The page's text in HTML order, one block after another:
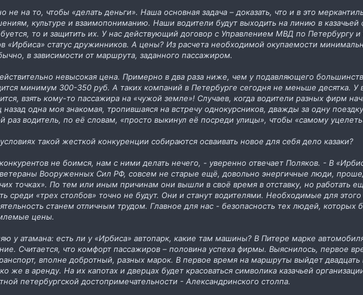
не на то, чтобы «делать деньги». Наша основная задача – доказать, что и в это
культуре и взаимопониманию. Наши водители будут выходить на линию в
то и защитить их. У нас действующий договор с Управлением МВД по Петербургу
«Ирбиса» статус дружинников. А цены? Из расчета необходимой окупаемости
в зависимости от маршрута, заданного пассажиром.
невысокая цена. Примерно в два раза ниже, чем у подавляющего
минимум 300-350 руб. А таких компаний в Петербурге сегодня не меньше десятка. У
взять кому-то пассажира на «чужой земле»! Случаев, когда водители разных фирм
назад одна моя знакомая, тропившаяся на встречу однокурсников, дважды за одну
раз водитель, по её словам, «просто выкинул её посреди улицы», чтобы «самому
такой жесткой конкуренции собираются осваивать новое для себя дело казаки?
не боимся, нам с ними делать нечего, - уверенно отвечает Поляков. - В
ветераны Вооруженных Сил РФ, совсем не старые ещё, довольно энергичные люди,
точках». По тем или иным причинам они вышли в своё время в отставку, но работать
среди «трех столбов» точно не будут. Они и станут водителями. Необходимые для
станем отличным трудом. Главное для нас - безопасность тех людей, которых
цены.
у атамана: есть ли у «Ирбиса» автопарк, какие там машины? В Питере марке
Считается, что комфорт пассажиров – половина успеха фирмы. Выяснилось, первое
вполне добротный, разных марок. В первое время на маршруты выйдет
же в аренду. На их капотах и дверцах будет красоваться символика казачьей
петербургской достопримечательности - Александринского столпа.